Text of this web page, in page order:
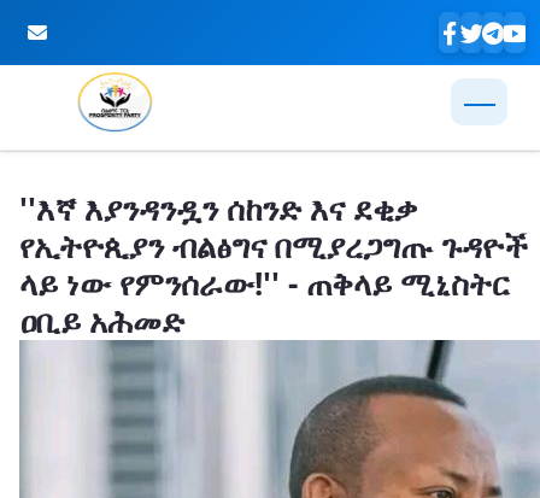
''እኛ እያንዳንዷን ሰከንድ እና ደቂቃ
የኢትዮጲያን ብልፅግና በሚያረጋግጡ ጉዳዮች
ላይ ነው የምንሰራው!'' - ጠቅላይ ሚኒስትር
ዐቢይ አሕመድ